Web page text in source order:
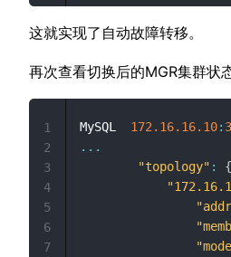
这就实现了自动故障转移。
再次查看切换后的MGR集群状
MySQL 172.16.16.10:
...
"topology" :
{
1
2
3
4
5
6
7